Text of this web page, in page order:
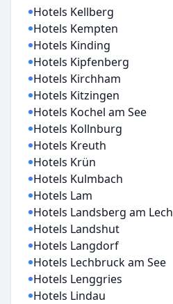
Hotels Kellberg
Hotels Kempten
Hotels Kinding
Hotels Kipfenberg
Hotels Kirchham
Hotels Kitzingen
Hotels Kochel am See
Hotels Kollnburg
Hotels Kreuth
Hotels Krün
Hotels Kulmbach
Hotels Lam
Hotels Landsberg am Lech
Hotels Landshut
Hotels Langdorf
Hotels Lechbruck am See
Hotels Lenggries
Hotels Lindau